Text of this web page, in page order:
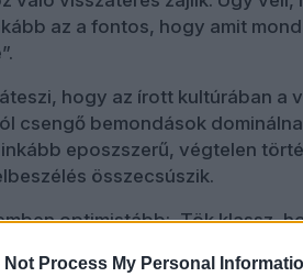
Not Process My Personal
az a fontos, hogy amit
hogy az írott kultúrában a
csengő bemondások
eposzszerű, végtelen
összecsúszik.
optimistább: „Tök klassz,